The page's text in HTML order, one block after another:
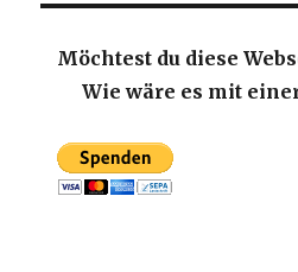
Möchtest du diese
Wie wäre es mit